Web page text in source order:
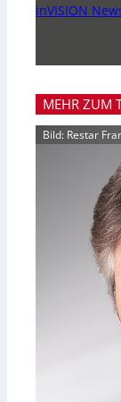
inVISION
MEHR ZUM
Bild: Restar